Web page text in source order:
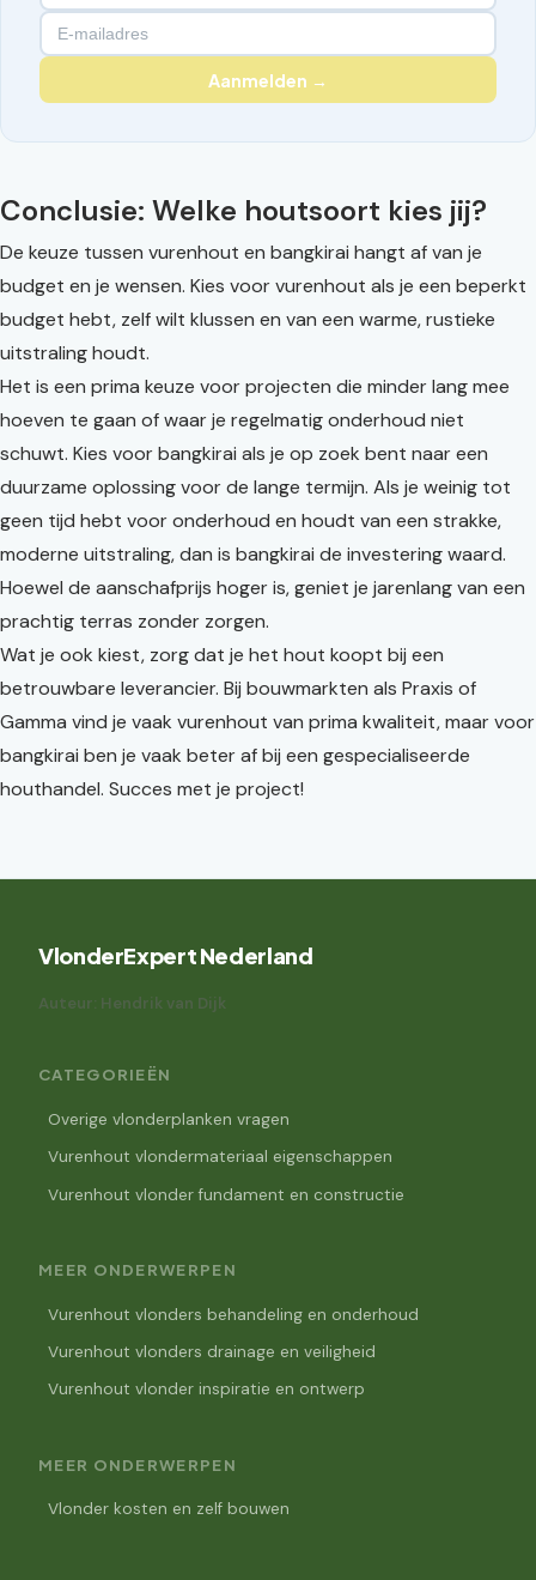
Aanmelden →
Conclusie: Welke houtsoort kies jij?
De keuze tussen vurenhout en bangkirai hangt af van je
budget en je wensen. Kies voor vurenhout als je een beperkt
budget hebt, zelf wilt klussen en van een warme, rustieke
uitstraling houdt.
Het is een prima keuze voor projecten die minder lang mee
hoeven te gaan of waar je regelmatig onderhoud niet
schuwt. Kies voor bangkirai als je op zoek bent naar een
duurzame oplossing voor de lange termijn. Als je weinig tot
geen tijd hebt voor onderhoud en houdt van een strakke,
moderne uitstraling, dan is bangkirai de investering waard.
Hoewel de aanschafprijs hoger is, geniet je jarenlang van een
prachtig terras zonder zorgen.
Wat je ook kiest, zorg dat je het hout koopt bij een
betrouwbare leverancier. Bij bouwmarkten als Praxis of
Gamma vind je vaak vurenhout van prima kwaliteit, maar voor
bangkirai ben je vaak beter af bij een gespecialiseerde
houthandel. Succes met je project!
VlonderExpert Nederland
Auteur: Hendrik van Dijk
CATEGORIEËN
Overige vlonderplanken vragen
Vurenhout vlondermateriaal eigenschappen
Vurenhout vlonder fundament en constructie
MEER ONDERWERPEN
Vurenhout vlonders behandeling en onderhoud
Vurenhout vlonders drainage en veiligheid
Vurenhout vlonder inspiratie en ontwerp
MEER ONDERWERPEN
Vlonder kosten en zelf bouwen